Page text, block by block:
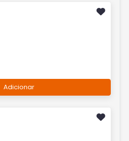
Adicionar